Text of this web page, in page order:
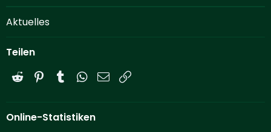
Aktuelles
Teilen
Reddit PinterestTumblrWhatsApp
E-Mail
Online-Statistiken